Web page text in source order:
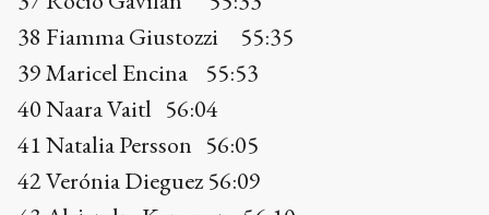
43 Alejandra Karaman 56:10
44 Fiamma Aguirre 56:18
45 Analía Espíndola 56:19
46 Daniela Galavert 56:25
47 Natalia Cabrera 56:29
48 Agustina Jaunarena 56:34